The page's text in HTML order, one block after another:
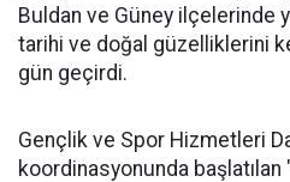
Buldan ve Güney ilçelerinde
tarihi ve doğal güzelliklerini
gün geçirdi.
Gençlik ve Spor Hizmetleri
koordinasyonunda